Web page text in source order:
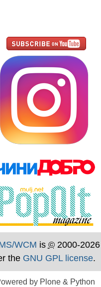
WCM is ©2000-
the GNU GPL license.
by Plone & Python